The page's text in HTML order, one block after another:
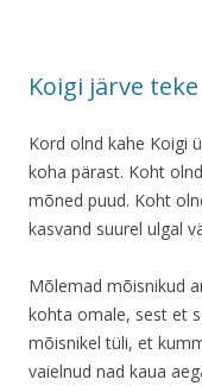
Koigi järve teke
Kord olnd kahe Koigi
koha pärast. Koht
mõned puud. Koht
kasvand suurel ulgal
Mõlemad mõisnikud
kohta omale, sest et
mõisnikel tüli, et
vaielnud nad kaua